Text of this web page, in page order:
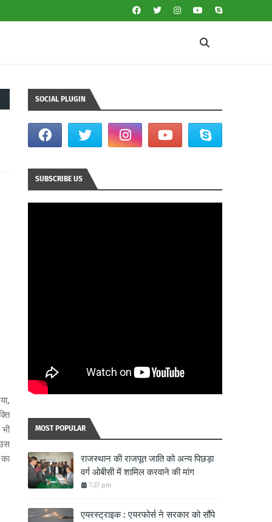
SOCIAL PLUGIN
SUBSCRIBE US
MOST POPULAR
राजस्थान की राजपूत जाति को अन्य पिछड़ा
वर्ग ओबीसी में शामिल करवाने की मांग
7:27 pm
एयरस्ट्राइक : एयरफोर्स ने सरकार को सौंपे